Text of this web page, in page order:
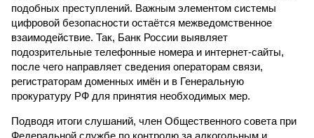
подобных преступлений. Важным элементом системы
цифровой безопасности остаётся межведомственное
взаимодействие. Так, Банк России выявляет
подозрительные телефонные номера и интернет-сайты,
после чего направляет сведения операторам связи,
регистраторам доменных имён и в Генеральную
прокуратуру РФ для принятия необходимых мер.
Подводя итоги слушаний, член Общественного совета при
Федеральной службе по контролю за алкогольным и